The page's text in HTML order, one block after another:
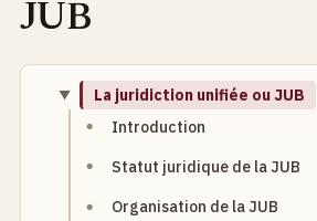
JUB
La juridiction unifiée ou JUB
Introduction
Statut juridique de la JUB
Organisation de la JUB